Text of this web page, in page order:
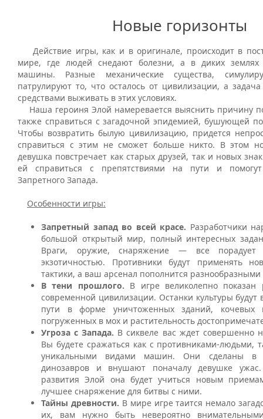
Новые горизонты
Действие игры, как и в оригинале, происходит в
мире, где людей снедают болезни, а в диких
машины. Разные механические существа,
патрулируют то, что осталось от цивилизации, а
средствами выживать в этих условиях.
Наша героиня Элой намеревается выяснить причину
также справиться с загадочной эпидемией, бушующей
Чтобы возвратить былую цивилизацию, придется
справиться с этим не сможет больше никто. В этом
девушка повстречает как старых друзей, так и новых
ей справиться с препятствиями на пути и
Запретного Запада.
Особенности игры:
Запретный запад во всей красе. Разработчики
большой открытый мир, полный интересных
Враги, оружие, снаряжение — все
экзотичностью. Противники будут применять
тактики, а ваш арсенал пополнится
В тени прошлого. В игре великолепно
современной цивилизации. Останки культуры будут
пути в форме уничтоженных зданий, кочевых
погруженных в мох и растительность
Угроза с Запада. В сиквеле вас ждет совершенно
Вы будете сражаться как с противниками-людьми,
уникальными видами машин. Они сделаны
динозавров и внушают поначалу девушке
развития Элой она будет учиться новым
лучшее снаряжение для битвы с ними.
Тайны древности. В мире игре таится немало
их, вам нужно быть невероятно